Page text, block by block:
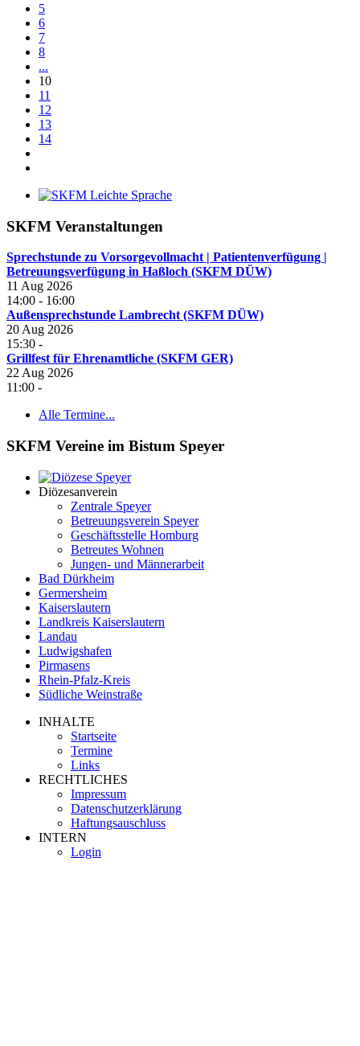
5
6
7
8
...
10
11
12
13
14
SKFM Veranstaltungen
Sprechstunde zu Vorsorgevollmacht | Patientenverfügung |
Betreuungsverfügung in Haßloch (SKFM DÜW)
11 Aug 2026
14:00 - 16:00
Außensprechstunde Lambrecht (SKFM DÜW)
20 Aug 2026
15:30 -
Grillfest für Ehrenamtliche (SKFM GER)
22 Aug 2026
11:00 -
Alle Termine...
SKFM Vereine im Bistum Speyer
Diözesanverein
Zentrale Speyer
Betreuungsverein Speyer
Geschäftsstelle Homburg
Betreutes Wohnen
Jungen- und Männerarbeit
Bad Dürkheim
Germersheim
Kaiserslautern
Landkreis Kaiserslautern
Landau
Ludwigshafen
Pirmasens
Rhein-Pfalz-Kreis
Südliche Weinstraße
INHALTE
Startseite
Termine
Links
RECHTLICHES
Impressum
Datenschutzerklärung
Haftungsauschluss
INTERN
Login